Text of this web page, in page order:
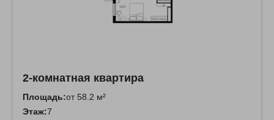
2-комнатная квартира
Площадь:от 58.2 м²
Этаж:7